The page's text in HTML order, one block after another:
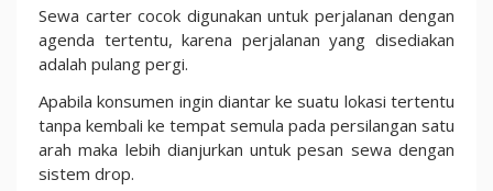
Sewa carter cocok digunakan untuk perjalanan dengan
agenda tertentu, karena perjalanan yang disediakan
adalah pulang pergi.
Apabila konsumen ingin diantar ke suatu lokasi tertentu
tanpa kembali ke tempat semula pada persilangan satu
arah maka lebih dianjurkan untuk pesan sewa dengan
sistem drop.